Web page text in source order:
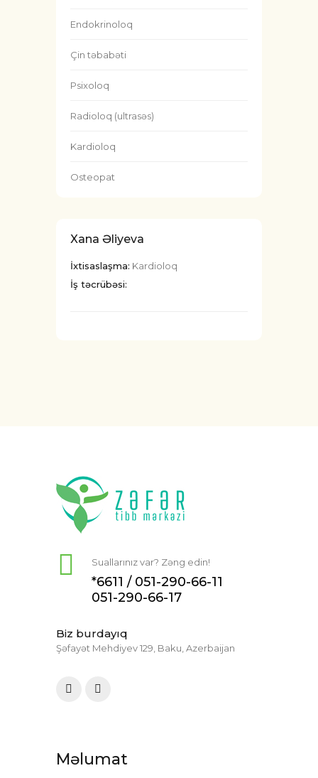
Endokrinoloq
Çin təbabəti
Psixoloq
Radioloq (ultrasəs)
Kardioloq
Osteopat
Xana Əliyeva
İxtisaslaşma: Kardioloq
İş təcrübəsi:
Suallarınız var? Zəng edin!
*6611 / 051-290-66-11
051-290-66-17
Biz burdayıq
Şəfayət Mehdiyev 129, Baku, Azerbaijan
Məlumat